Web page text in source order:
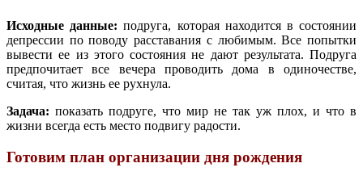
Исходные данные: подруга, которая находится в состоянии
депрессии по поводу расставания с любимым. Все попытки
вывести ее из этого состояния не дают результата. Подруга
предпочитает все вечера проводить дома в одиночестве,
считая, что жизнь ее рухнула.
Задача: показать подруге, что мир не так уж плох, и что в
жизни всегда есть место подвигу радости.
Готовим план организации дня рождения